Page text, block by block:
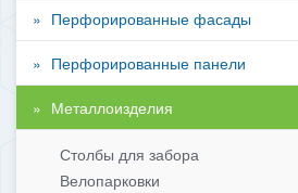
Перфорированные фасады
Перфорированные панели
Металлоизделия
Столбы для забора
Велопарковки